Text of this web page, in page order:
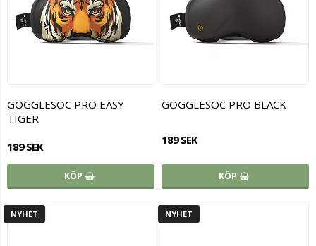
GOGGLESOC PRO EASY
TIGER
189 SEK
KÖP
GOGGLESOC PRO BLACK
189 SEK
KÖP
NYHET NYHET